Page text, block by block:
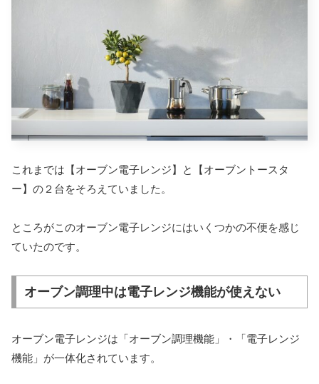
これまでは【オーブン電子レンジ】と【オーブントースタ
ー】の２台をそろえていました。
ところがこのオーブン電子レンジにはいくつかの不便を感じ
ていたのです。
オーブン調理中は電子レンジ機能が使えない
オーブン電子レンジは「オーブン調理機能」・「電子レンジ
機能」が一体化されています。